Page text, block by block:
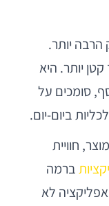
הרבה יותר.
יותר. היא
סומכים על
ביום-יום.
חוויית
ברמה
לא